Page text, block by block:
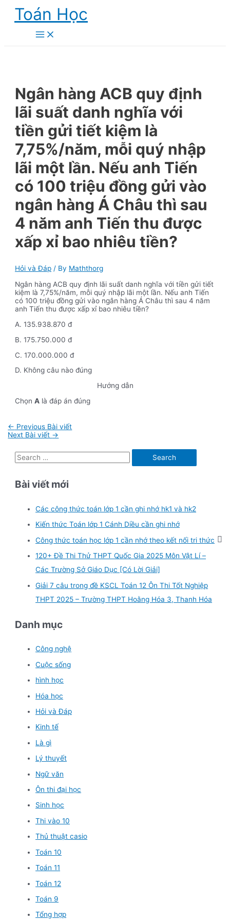
Skip
content
Toán Học
Main
Menu
Ngân hàng ACB quy định
lãi suất danh nghĩa với
tiền gửi tiết kiệm là
7,75%/năm, mỗi quý nhập
lãi một lần. Nếu anh Tiến
có 100 triệu đồng gửi vào
ngân hàng Á Châu thì sau
4 năm anh Tiến thu được
xấp xỉ bao nhiêu tiền?
Hỏi và Đáp / By Maththorg
Ngân hàng ACB quy định lãi suất danh nghĩa với tiền gửi tiết
kiệm là 7,75%/năm, mỗi quý nhập lãi một lần. Nếu anh Tiến
có 100 triệu đồng gửi vào ngân hàng Á Châu thì sau 4 năm
anh Tiến thu được xấp xỉ bao nhiêu tiền?
A. 135.938.870 đ
B. 175.750.000 đ
C. 170.000.000 đ
D. Không câu nào đúng
Hướng dẫn
ChọnA là đáp án đúng
Điều
hướng
viết
← Previous Bài viết
Next Bài viết →
S
a
Bài viết mới
Các công thức toán lớp 1 cần ghi nhớ hk1 và hk2
Kiến thức Toán lớp 1 Cánh Diều cần ghi nhớ
Công thức toán học lớp 1 cần nhớ theo kết nối tri thức
120+ Đề Thi Thử THPT Quốc Gia 2025 Môn Vật Lí –
Các Trường Sở Giáo Dục [Có Lời Giải]
Giải 7 câu trong đề KSCL Toán 12 Ôn Thi Tốt Nghiệp
THPT 2025 – Trường THPT Hoằng Hóa 3, Thanh Hóa
Danh mục
Công nghệ
Cuộc sống
hình học
Hóa học
Hỏi và Đáp
Kinh tế
Là gì
Lý thuyết
Ngữ văn
Ôn thi đại học
Sinh học
Thi vào 10
Thủ thuật casio
Toán 10
Toán 11
Toán 12
Toán 9
Tổng hợp